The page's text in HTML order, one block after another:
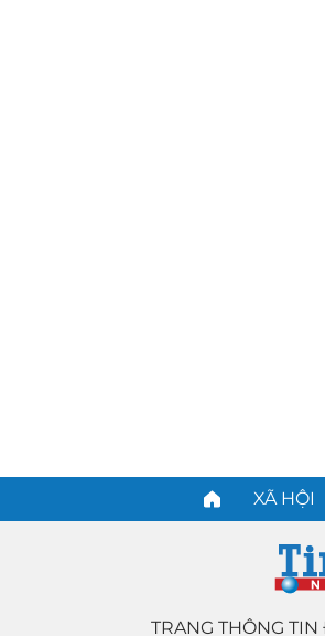
XÃ HỘI
TRANG THÔNG